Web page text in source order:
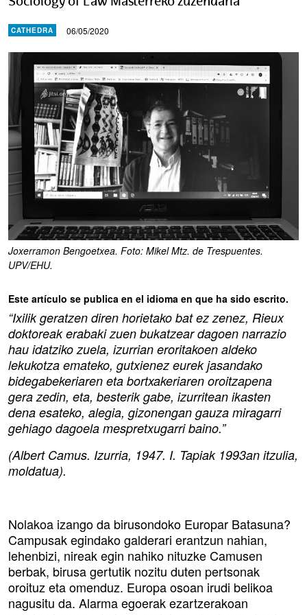
CATHEDRA 06/05/2020
Joxerramon Bengoetxea. Foto: Mikel Mtz. de Trespuentes.
UPV/EHU.
Este artículo se publica en el idioma en que ha sido escrito.
“Ixilik geratzen diren horietako bat ez zenez, Rieux
doktoreak erabaki zuen bukatzear dagoen narrazio
hau idatziko zuela, izurrian eroritakoen aldeko
lekukotza emateko, gutxienez eurek jasandako
bidegabekeriaren eta bortxakeriaren oroitzapena
gera zedin, eta, besterik gabe, izurritean ikasten
dena esateko, alegia, gizonengan gauza miragarri
gehiago dagoela mespretxugarri baino.”
(Albert Camus. Izurria, 1947. I. Tapiak 1993an itzulia,
moldatua).
Nolakoa izango da birusondoko Europar Batasuna?
Campusak egindako galderari erantzun nahian,
lehenbizi, nireak egin nahiko nituzke Camusen
berbak, birusa gertutik nozitu duten pertsonak
oroituz eta omenduz. Europa osoan irudi belikoa
nagusitu da. Alarma egoerak ezartzerakoan